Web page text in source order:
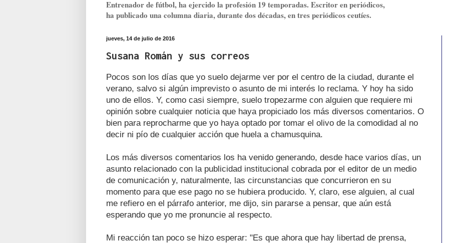
Entrenador de fútbol, ha ejercido la profesión 19 temporadas. Escritor en periódicos,
ha publicado una columna diaria, durante dos décadas, en tres periódicos ceutíes.
jueves, 14 de julio de 2016
Susana Román y sus correos
Pocos son los días que yo suelo dejarme ver por el centro de la ciudad, durante el
verano, salvo si algún imprevisto o asunto de mi interés lo reclama. Y hoy ha sido
uno de ellos. Y, como casi siempre, suelo tropezarme con alguien que requiere mi
opinión sobre cualquier noticia que haya propiciado los más diversos comentarios. O
bien para reprocharme que yo haya optado por tomar el olivo de la comodidad al no
decir ni pío de cualquier acción que huela a chamusquina.
Los más diversos comentarios los ha venido generando, desde hace varios días, un
asunto relacionado con la publicidad institucional cobrada por el editor de un medio
de comunicación y, naturalmente, las circunstancias que concurrieron en su
momento para que ese pago no se hubiera producido. Y, claro, ese alguien, al cual
me refiero en el párrafo anterior, me dijo, sin pararse a pensar, que aún está
esperando que yo me pronuncie al respecto.
Mi reacción tan poco se hizo esperar: "Es que ahora que hay libertad de prensa,